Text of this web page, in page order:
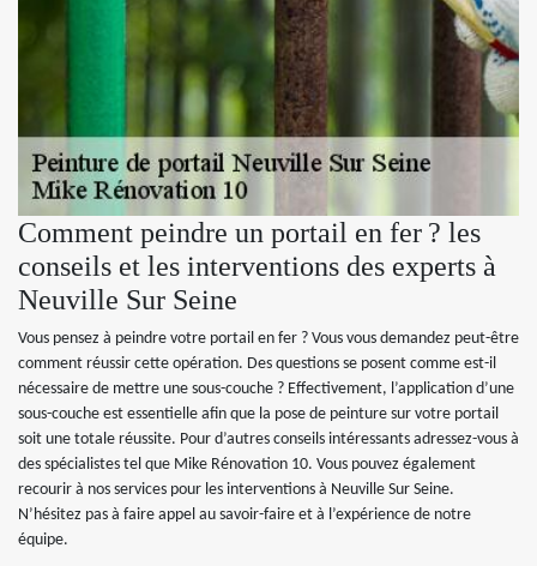
Comment peindre un portail en fer ? les
conseils et les interventions des experts à
Neuville Sur Seine
Vous pensez à peindre votre portail en fer ? Vous vous demandez peut-être
comment réussir cette opération. Des questions se posent comme est-il
nécessaire de mettre une sous-couche ? Effectivement, l’application d’une
sous-couche est essentielle afin que la pose de peinture sur votre portail
soit une totale réussite. Pour d’autres conseils intéressants adressez-vous à
des spécialistes tel que Mike Rénovation 10. Vous pouvez également
recourir à nos services pour les interventions à Neuville Sur Seine.
N’hésitez pas à faire appel au savoir-faire et à l’expérience de notre
équipe.